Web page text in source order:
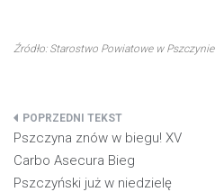
Źródło: Starostwo Powiatowe w Pszczynie
Nawigacja
wpisu
Pszczyna znów w biegu! XV
Carbo Asecura Bieg
Pszczyński już w niedzielę